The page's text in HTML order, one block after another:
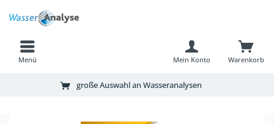
Menü Warenkorb
Mein Konto
große Auswahl an Wasseranalysen